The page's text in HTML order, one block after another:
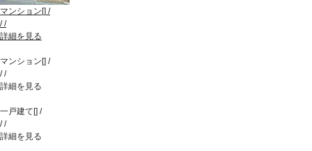
マンション[] /
//
詳細を見る
マンション[] /
//
詳細を見る
一戸建て[] /
//
詳細を見る